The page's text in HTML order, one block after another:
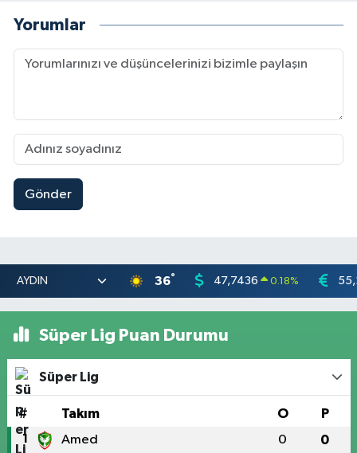
Yorumlar
Gönder
36° 47,7436 0.18%
Süper Lig Puan Durumu
Süper Lig
# Takım O P
1 Amed 0 0